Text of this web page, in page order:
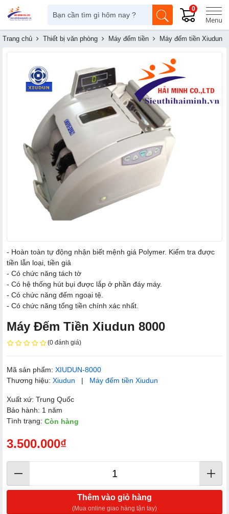
0
Trang chủ Thiết bị văn phòng Máy đếm tiền Máy đếm tiền Xiudun
- Hoàn toàn tự động nhận biết mệnh giá Polymer. Kiểm tra được
tiền lẫn loại, tiền giả
- Có chức năng tách tờ
- Có hệ thống hút bụi được lắp ở phần đáy máy.
- Có chức năng đếm ngoại tệ.
- Có chức năng tổng tiền chính xác nhất.
Máy Đếm Tiền Xiudun 8000
(0 đánh giá)
Mã sản phẩm: XIUDUN-8000
Thương hiệu: Xiudun | Máy đếm tiền Xiudun
Xuất xứ: Trung Quốc
Bảo hành: 1 năm
Tình trạng: Còn hàng
3.500.000₫
Thêm vào giỏ hàng
(Mua online giao hàng tận tay)